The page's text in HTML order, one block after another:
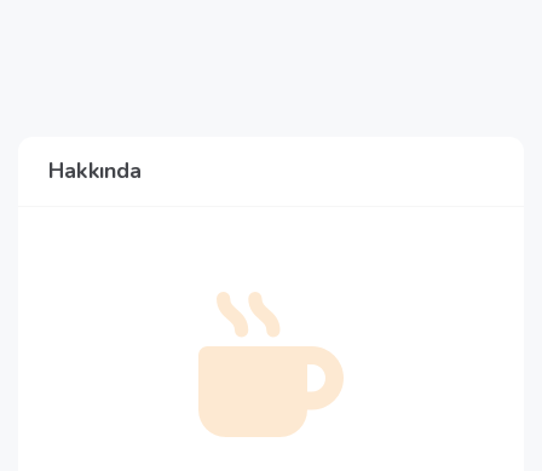
Hakkında